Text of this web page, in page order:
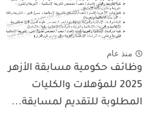
منذ عام
وظائف حكومية مسابقة الأزهر
2025 للمؤهلات والكليات
المطلوبة للتقديم لمسابقة...